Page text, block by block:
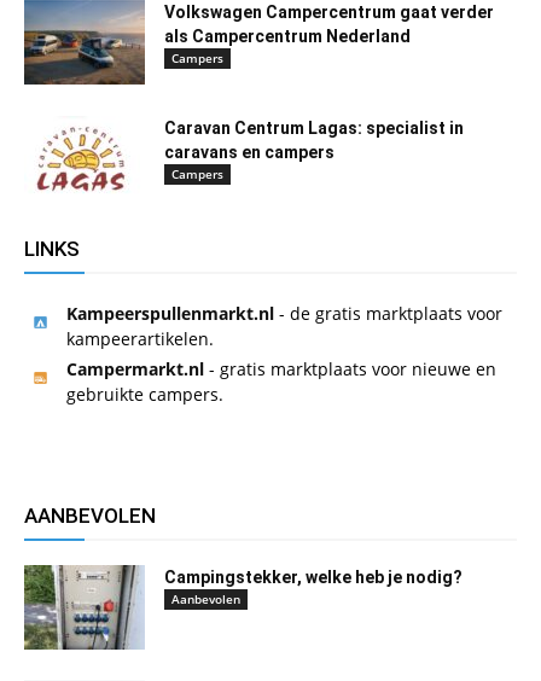
Volkswagen Campercentrum gaat verder
als Campercentrum Nederland
Campers
Caravan Centrum Lagas: specialist in
caravans en campers
Campers
LINKS
Kampeerspullenmarkt.nl - de gratis marktplaats voor
kampeerartikelen.
Campermarkt.nl - gratis marktplaats voor nieuwe en
gebruikte campers.
AANBEVOLEN
Campingstekker, welke heb je nodig?
Aanbevolen